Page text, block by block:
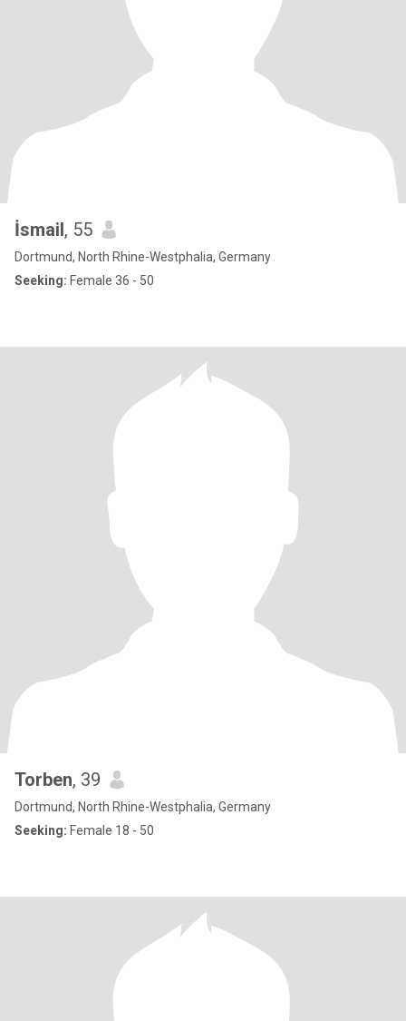
İsmail, 55
Dortmund, North Rhine-Westphalia, Germany
Seeking: Female 36 - 50
Torben, 39
Dortmund, North Rhine-Westphalia, Germany
Seeking: Female 18 - 50